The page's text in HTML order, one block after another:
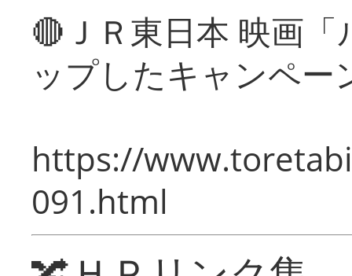
🔴ＪＲ東日本 映画
ップしたキャンペー
https://
091.html